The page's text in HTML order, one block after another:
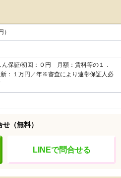
ん保証/初回：０円 月額：賃料等の１．
：１万円／年※審査により連帯保証人必
せ （無料）
LINEで問合せる